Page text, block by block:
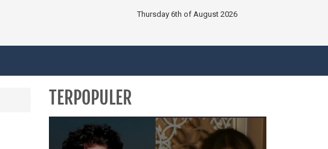
Thursday 6th of August 2026
TERPOPULER